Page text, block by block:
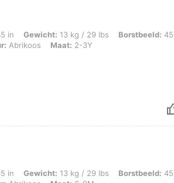
13 kg / 29 lbs, Borstbeeld: 45 cm / 18 in,
in Gewicht: 13 kg / 29 lbs Borstbeeld:
Abrikoos Maat: 2-3Y
13 kg / 29 lbs, Borstbeeld: 45 cm / 18 in,
in Gewicht: 13 kg / 29 lbs Borstbeeld: